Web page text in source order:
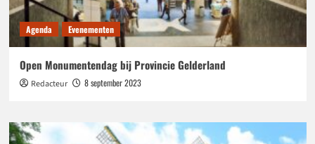
Agenda Evenementen
Open Monumentendag bij Provincie Gelderland
Redacteur 8 september 2023